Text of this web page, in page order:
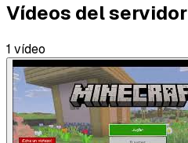
Vídeos del servidor
1 vídeo